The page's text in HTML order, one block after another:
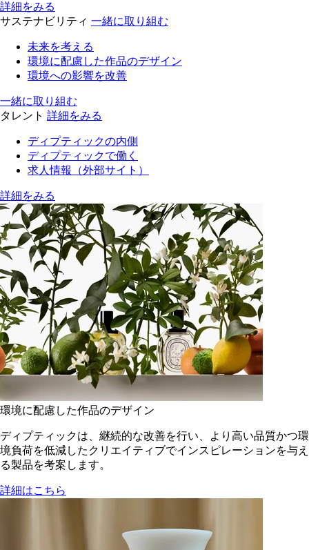
詳細をみる
サステナビリティ 一緒に取り組む
未来を考える
環境に配慮した作品のデザイン
環境への影響を改善
一緒に取り組む
タレント 詳細をみる
ディプティックの内側
ディプティックで働く
求人情報（外部サイト）
詳細をみる
環境に配慮した作品のデザイン
ディプティックは、継続的な改善を行い、より高い品質かつ環
境負荷を低減した​クリエイティブでインスピレーションを与え
る製品を考案します。
詳細はこちら